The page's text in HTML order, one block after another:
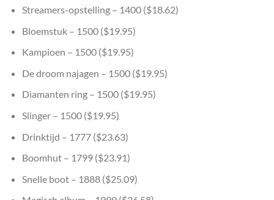
Streamers-opstelling – 1400 ($18.62)
Bloemstuk – 1500 ($19.95)
Kampioen – 1500 ($19.95)
De droom najagen – 1500 ($19.95)
Diamanten ring – 1500 ($19.95)
Slinger – 1500 ($19.95)
Drinktijd – 1777 ($23.63)
Boomhut – 1799 ($23.91)
Snelle boot – 1888 ($25.09)